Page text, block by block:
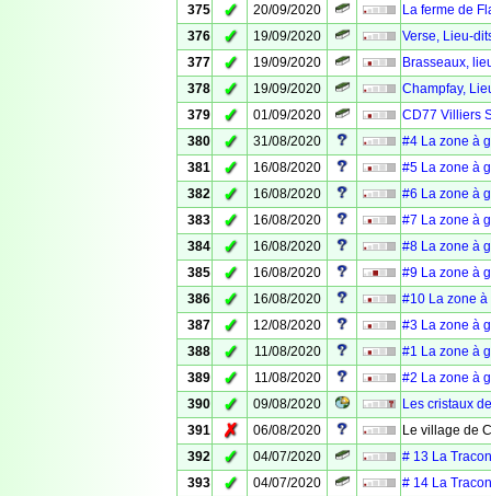
375
✓ 20/09/2020
La ferme de
376
✓ 19/09/2020
Verse, Lieu-
377
✓ 19/09/2020
Brasseaux,
378
✓ 19/09/2020
Champfay,
379
✓ 01/09/2020
CD77 Villiers
380
✓ 31/08/2020
#4 La zone à
381
✓ 16/08/2020
#5 La zone à
382
✓ 16/08/2020
#6 La zone à
383
✓ 16/08/2020
#7 La zone à
384
✓ 16/08/2020
#8 La zone à
385
✓ 16/08/2020
#9 La zone à
386
✓ 16/08/2020
#10 La zone
387
✓ 12/08/2020
#3 La zone à
388
✓ 11/08/2020
#1 La zone à
389
✓ 11/08/2020
#2 La zone à
390
✓ 09/08/2020
Les cristaux
391
✗ 06/08/2020
Le village de
392
✓ 04/07/2020
# 13 La
393
✓ 04/07/2020
# 14 La